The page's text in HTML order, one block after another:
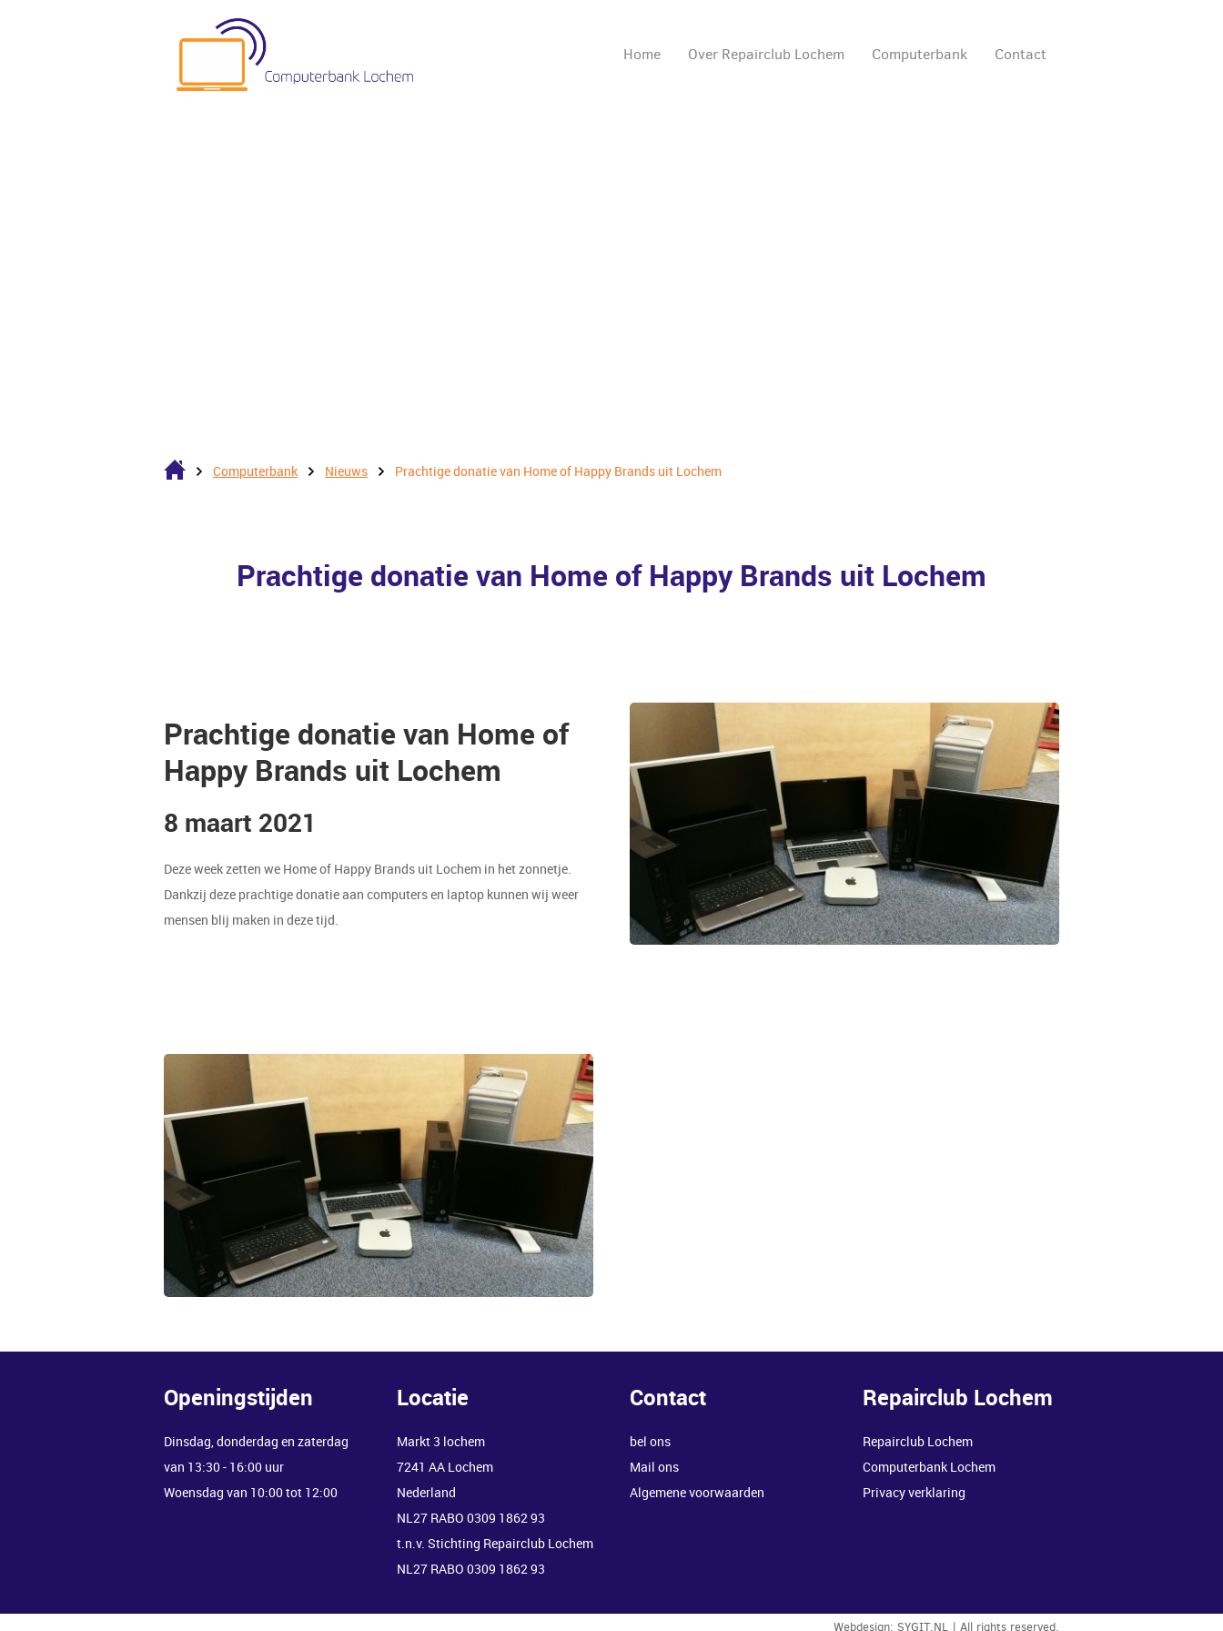
Home Over Repairclub Lochem Computerbank Contact
Computerbank Nieuws Prachtige donatie van Home of Happy Brands uit Lochem
Prachtige donatie van Home of Happy Brands uit Lochem
Prachtige donatie van Home of
Happy Brands uit Lochem
8 maart 2021
Deze week zetten we Home of Happy Brands uit Lochem in het zonnetje.
Dankzij deze prachtige donatie aan computers en laptop kunnen wij weer
mensen blij maken in deze tijd.
Openingstijden
Dinsdag, donderdag en zaterdag
van 13:30 - 16:00 uur
Woensdag van 10:00 tot 12:00
Locatie
Markt 3 lochem
7241 AA Lochem
Nederland
NL27 RABO 0309 1862 93
t.n.v. Stichting Repairclub Lochem
NL27 RABO 0309 1862 93
Contact
bel ons
Mail ons
Algemene voorwaarden
Repairclub Lochem
Repairclub Lochem
Computerbank Lochem
Privacy verklaring
Webdesign: SYGIT.NL | All rights reserved.